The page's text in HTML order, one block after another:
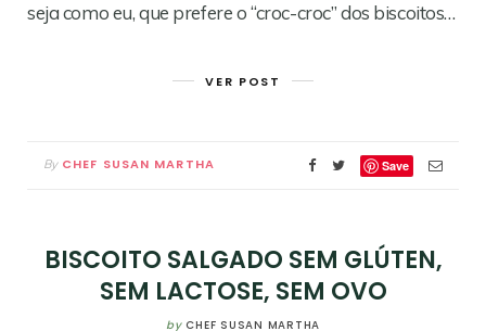
seja como eu, que prefere o “croc-croc” dos biscoitos…
VER POST
By CHEF SUSAN MARTHA Save
BISCOITO SALGADO SEM GLÚTEN,
SEM LACTOSE, SEM OVO
by CHEF SUSAN MARTHA